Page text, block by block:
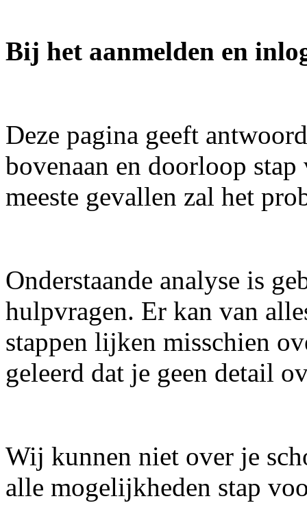
Bij het aanmelden en
Deze pagina geeft
bovenaan en doorloop
meeste gevallen zal het
Onderstaande analyse is
hulpvragen. Er kan van
stappen lijken misschien
geleerd dat je geen detail
Wij kunnen niet over je
alle mogelijkheden stap